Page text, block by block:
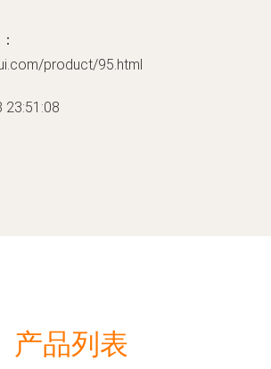
product/95.html
23:51:08
产品列表